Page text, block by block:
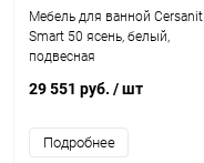
Мебель для ванной Cersanit
Smart 50 ясень, белый,
подвесная
29 551 руб. / шт
Подробнее